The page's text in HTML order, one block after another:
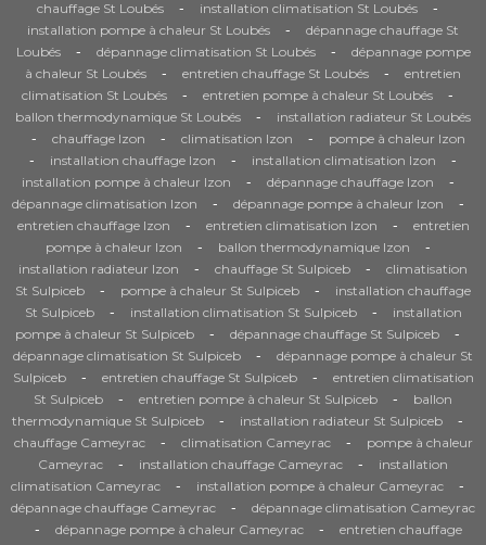
chauffage St Loubés
- installation climatisation St Loubés -
installation pompe à chaleur St Loubés -
dépannage chauffage St
Loubés
- dépannage climatisation St Loubés -
dépannage pompe
à chaleur St Loubés
- entretien chauffage St Loubés -
entretien
climatisation St Loubés
- entretien pompe à chaleur St Loubés -
ballon thermodynamique St Loubés - installation radiateur St Loubés
- chauffage Izon - climatisation Izon - pompe à chaleur Izon
- installation chauffage Izon - installation climatisation Izon -
installation pompe à chaleur Izon - dépannage chauffage Izon -
dépannage climatisation Izon - dépannage pompe à chaleur Izon -
entretien chauffage Izon - entretien climatisation Izon -
entretien
pompe à chaleur Izon
- ballon thermodynamique Izon -
installation radiateur Izon - chauffage St Sulpiceb -
climatisation
St Sulpiceb
- pompe à chaleur St Sulpiceb -
installation chauffage
St Sulpiceb
- installation climatisation St Sulpiceb -
installation
pompe à chaleur St Sulpiceb
- dépannage chauffage St Sulpiceb -
dépannage climatisation St Sulpiceb -
dépannage pompe à chaleur St
Sulpiceb
- entretien chauffage St Sulpiceb -
entretien climatisation
St Sulpiceb
- entretien pompe à chaleur St Sulpiceb -
ballon
thermodynamique St Sulpiceb
- installation radiateur St Sulpiceb -
chauffage Cameyrac - climatisation Cameyrac -
pompe à chaleur
Cameyrac
- installation chauffage Cameyrac -
installation
climatisation Cameyrac
- installation pompe à chaleur Cameyrac -
dépannage chauffage Cameyrac - dépannage climatisation Cameyrac
- dépannage pompe à chaleur Cameyrac -
entretien chauffage